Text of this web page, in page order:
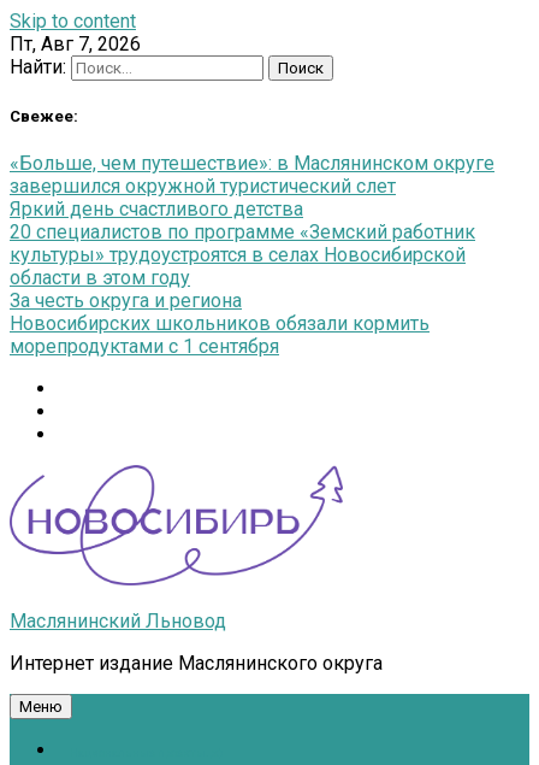
Skip to content
Пт, Авг 7, 2026
Найти:
Свежее:
«Больше, чем путешествие»: в Маслянинском округе
завершился окружной туристический слет
Яркий день счастливого детства
20 специалистов по программе «Земский работник
культуры» трудоустроятся в селах Новосибирской
области в этом году
За честь округа и региона
Новосибирских школьников обязали кормить
морепродуктами с 1 сентября
Маслянинский Льновод
Интернет издание Маслянинского округа
Меню